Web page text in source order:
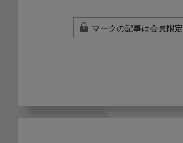
マークの記事は会員限定